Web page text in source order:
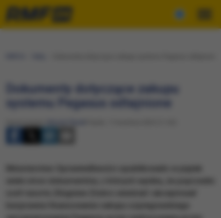
Dokumenty dotyczące zakupu
systemu Pegasus odtajnione